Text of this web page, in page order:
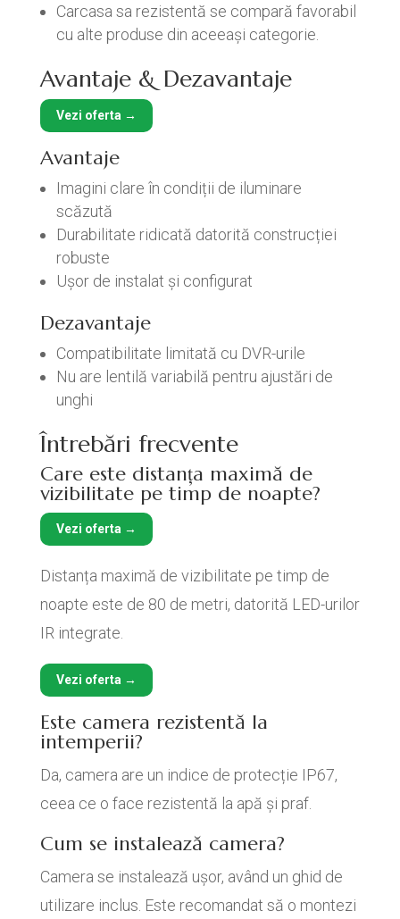
Carcasa sa rezistentă se compară favorabil
cu alte produse din aceeași categorie.
Avantaje & Dezavantaje
Vezi oferta →
Avantaje
Imagini clare în condiții de iluminare
scăzută
Durabilitate ridicată datorită construcției
robuste
Ușor de instalat și configurat
Dezavantaje
Compatibilitate limitată cu DVR-urile
Nu are lentilă variabilă pentru ajustări de
unghi
Întrebări frecvente
Care este distanța maximă de
vizibilitate pe timp de noapte?
Vezi oferta →
Distanța maximă de vizibilitate pe timp de
noapte este de 80 de metri, datorită LED-urilor
IR integrate.
Vezi oferta →
Este camera rezistentă la
intemperii?
Da, camera are un indice de protecție IP67,
ceea ce o face rezistentă la apă și praf.
Cum se instalează camera?
Camera se instalează ușor, având un ghid de
utilizare inclus. Este recomandat să o montezi